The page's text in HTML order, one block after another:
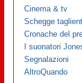
Cinema & tv
Schegge
Cronache del
I suonatori
Segnalazioni
AltroQuando